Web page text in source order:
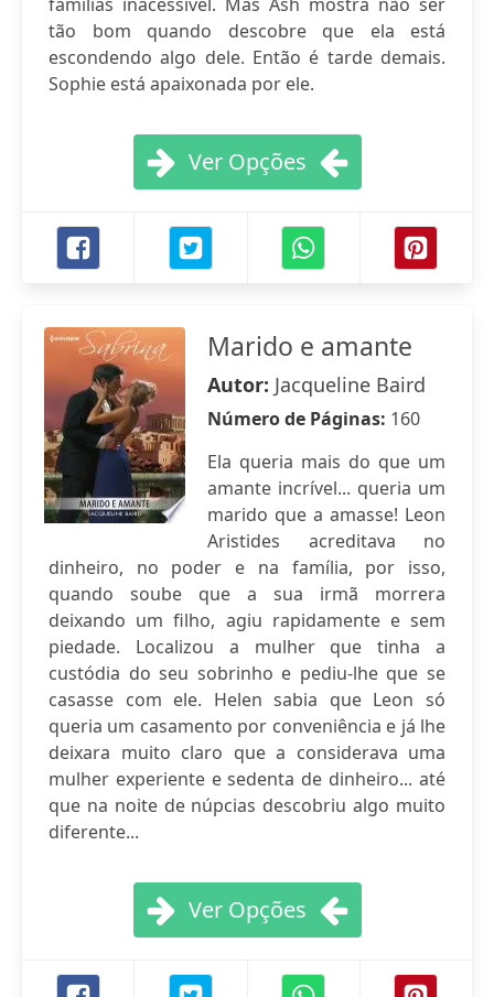
tão bom quando descobre que ela está
escondendo algo dele. Então é tarde demais.
Sophie está apaixonada por ele.
Ver Opções
Marido e amante
Autor: Jacqueline Baird
Número de Páginas: 160
Ela queria mais do que um
amante incrível... queria um
marido que a amasse! Leon
Aristides acreditava no
dinheiro, no poder e na família, por isso,
quando soube que a sua irmã morrera
deixando um filho, agiu rapidamente e sem
piedade. Localizou a mulher que tinha a
custódia do seu sobrinho e pediu-lhe que se
casasse com ele. Helen sabia que Leon só
queria um casamento por conveniência e já lhe
deixara muito claro que a considerava uma
mulher experiente e sedenta de dinheiro... até
que na noite de núpcias descobriu algo muito
diferente...
Ver Opções